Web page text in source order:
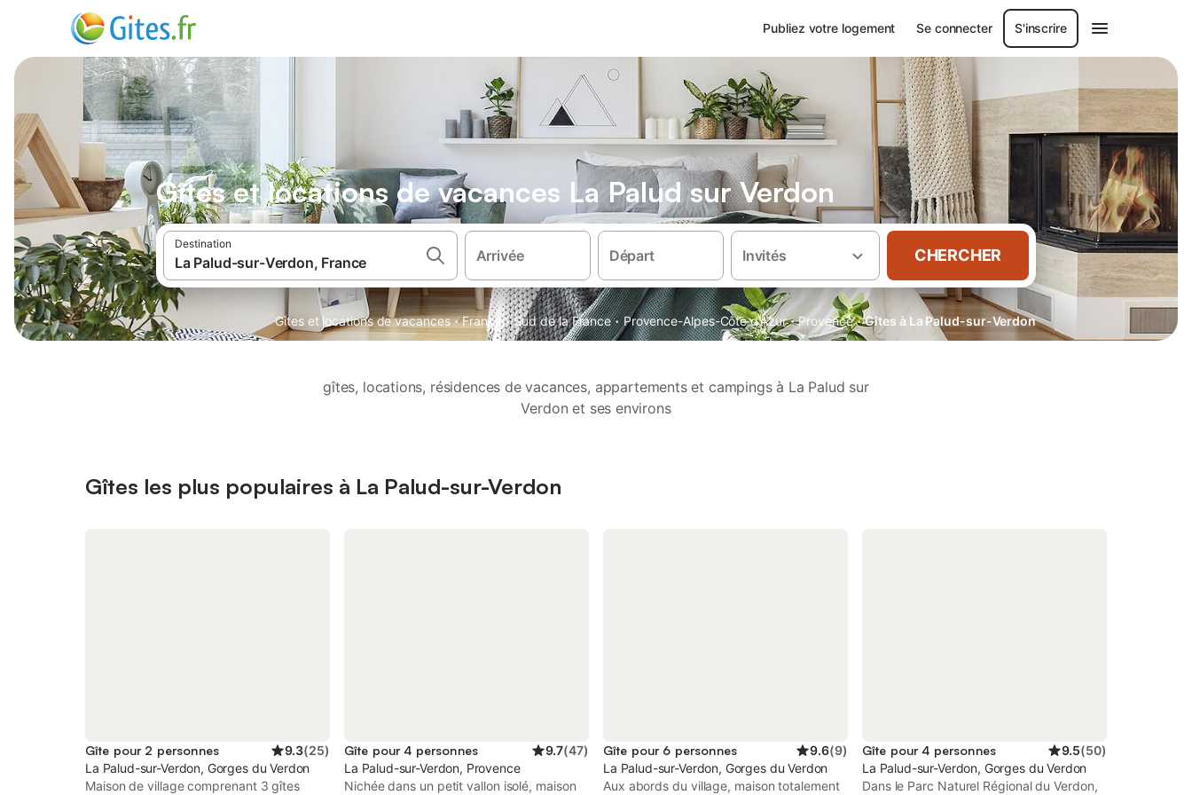
Publiez votre logement Se connecter S'inscrire
Gîtes et locations de vacances La Palud sur Verdon
Destination
Arrivée Départ Invités CHERCHER
Gîtes et locations de vacances · France · Sud de la France · Provence-Alpes-Côte d'Azur · Provence · Gîtes à La Palud-sur-Verdon
gîtes, locations, résidences de vacances, appartements et campings à La Palud sur
Verdon et ses environs
Gîtes les plus populaires à La Palud-sur-Verdon
Gîte pour 2 personnes 9.3(25)
La Palud-sur-Verdon, Gorges du Verdon
Maison de village comprenant 3 gîtes
Gîte pour 4 personnes 9.7(47)
La Palud-sur-Verdon, Provence
Nichée dans un petit vallon isolé, maison
Gîte pour 6 personnes 9.6(9)
La Palud-sur-Verdon, Gorges du Verdon
Aux abords du village, maison totalement
Gîte pour 4 personnes 9.5(50)
La Palud-sur-Verdon, Gorges du Verdon
Dans le Parc Naturel Régional du Verdon,